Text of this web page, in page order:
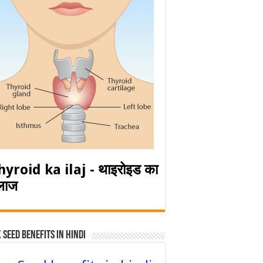
ka ilaj - थाइरोइड का
Seed Benefits in hindi